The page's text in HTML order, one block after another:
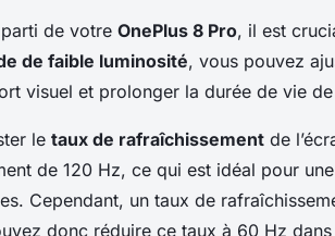
de votre OnePlus 8 Pro, il est
de faible luminosité, vous pouvez
visuel et prolonger la durée de vie
le taux de rafraîchissement de
de 120 Hz, ce qui est idéal pour
Cependant, un taux de
donc réduire ce taux à 60 Hz